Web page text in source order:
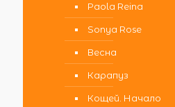
Paola Reina
Sonya Rose
Весна
Карапуз
Кощей. Начало